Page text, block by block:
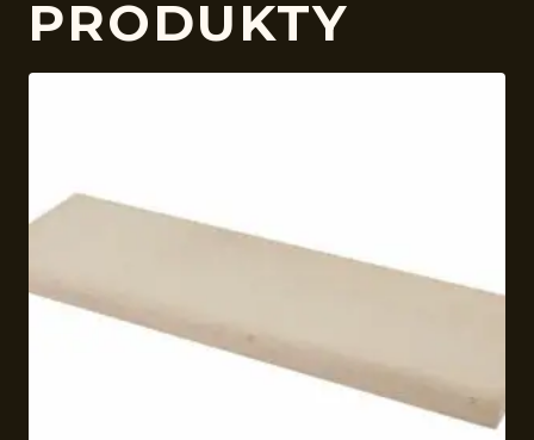
PRODUKTY